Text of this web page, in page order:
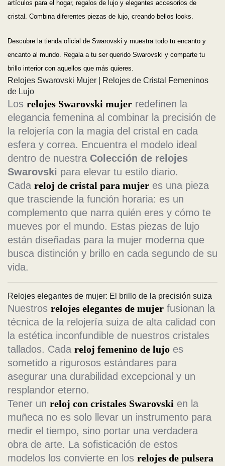
artículos para el hogar, regalos de lujo y elegantes accesorios de
cristal. Combina diferentes piezas de lujo, creando bellos looks.
Descubre la tienda oficial de Swarovski y muestra todo tu encanto y
encanto al mundo. Regala a tu ser querido Swarovski y comparte tu
brillo interior con aquellos que más quieres.
Relojes Swarovski Mujer | Relojes de Cristal Femeninos
de Lujo
Los relojes Swarovski mujer redefinen la
elegancia femenina al combinar la precisión de
la relojería con la magia del cristal en cada
esfera y correa. Encuentra el modelo ideal
dentro de nuestra Colección de relojes
Swarovski para elevar tu estilo diario.
Cada reloj de cristal para mujer es una pieza
que trasciende la función horaria: es un
complemento que narra quién eres y cómo te
mueves por el mundo. Estas piezas de lujo
están diseñadas para la mujer moderna que
busca distinción y brillo en cada segundo de su
vida.
Relojes elegantes de mujer: El brillo de la precisión suiza
Nuestros relojes elegantes de mujer fusionan la
técnica de la relojería suiza de alta calidad con
la estética inconfundible de nuestros cristales
tallados. Cada reloj femenino de lujo es
sometido a rigurosos estándares para
asegurar una durabilidad excepcional y un
resplandor eterno.
Tener un reloj con cristales Swarovski en la
muñeca no es solo llevar un instrumento para
medir el tiempo, sino portar una verdadera
obra de arte. La sofisticación de estos
modelos los convierte en los relojes de pulsera